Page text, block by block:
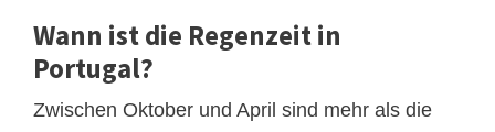
Wann ist die Regenzeit in
Portugal?
Zwischen Oktober und April sind mehr als die